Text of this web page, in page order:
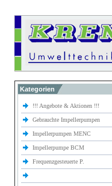
Kategorien
!!! Angebote & Aktionen !!!
Gebrauchte Impellerpumpen
Impellerpumpen MENC
Impellerpumpe BCM
Frequenzgesteuerte P.